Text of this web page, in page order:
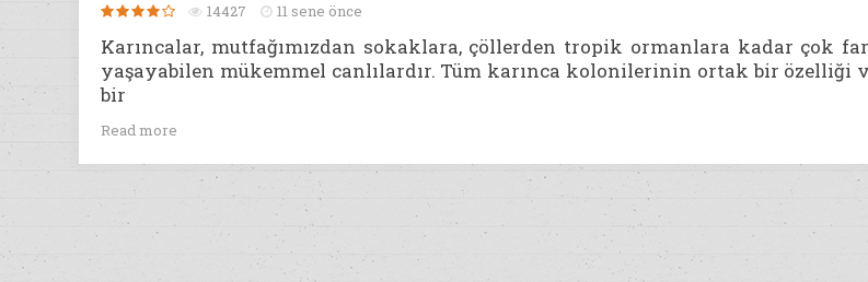
14427 11 sene önce
Karıncalar, mutfağımızdan sokaklara, çöllerden tropik ormanlara kadar çok
yaşayabilen mükemmel canlılardır. Tüm karınca kolonilerinin ortak bir özelliği
bir
Read more